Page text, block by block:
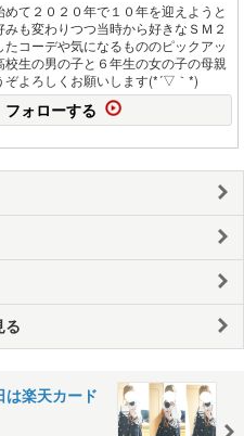
めて２０２０年で１０年を迎えようと
みも変わりつつ当時から好きなＳＭ２
コーデや気になるもののピックアッ
校生の男の子と６年生の女の子の母親
ぞよろしくお願いします(*´▽｀*)
フォローする
る
は楽天カード